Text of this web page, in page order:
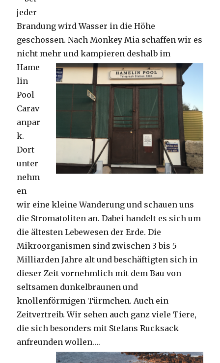
jeder
Brandung wird Wasser in die Höhe
geschossen. Nach Monkey Mia schaffen wir es
nicht mehr und kampieren deshalb im
Hame
lin
Pool
Carav
anpar
k.
Dort
unter
nehm
en
wir eine kleine Wanderung und schauen uns
die Stromatoliten an. Dabei handelt es sich um
die ältesten Lebewesen der Erde. Die
Mikroorganismen sind zwischen 3 bis 5
Milliarden Jahre alt und beschäftigten sich in
dieser Zeit vornehmlich mit dem Bau von
seltsamen dunkelbraunen und
knollenförmigen Türmchen. Auch ein
Zeitvertreib. Wir sehen auch ganz viele Tiere,
die sich besonders mit Stefans Rucksack
anfreunden wollen….